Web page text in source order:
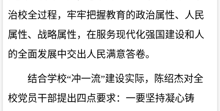
治校全过程，牢牢把握教育的政治属性、人民
属性、战略属性，在服务现代化强国建设和人
的全面发展中交出人民满意答卷。
结合学校“冲一流”建设实际，陈绍杰对全
校党员干部提出四点要求：一要坚持凝心铸